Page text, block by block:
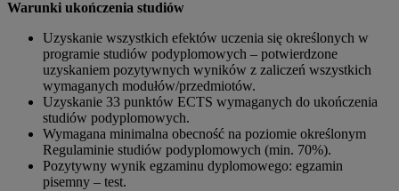
Warunki ukończenia studiów
Uzyskanie wszystkich efektów uczenia się określonych w
programie studiów podyplomowych – potwierdzone
uzyskaniem pozytywnych wyników z zaliczeń wszystkich
wymaganych modułów/przedmiotów.
Uzyskanie 33 punktów ECTS wymaganych do ukończenia
studiów podyplomowych.
Wymagana minimalna obecność na poziomie określonym
Regulaminie studiów podyplomowych (min. 70%).
Pozytywny wynik egzaminu dyplomowego: egzamin
pisemny – test.